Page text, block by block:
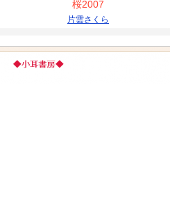
桜2007
片雲さくら